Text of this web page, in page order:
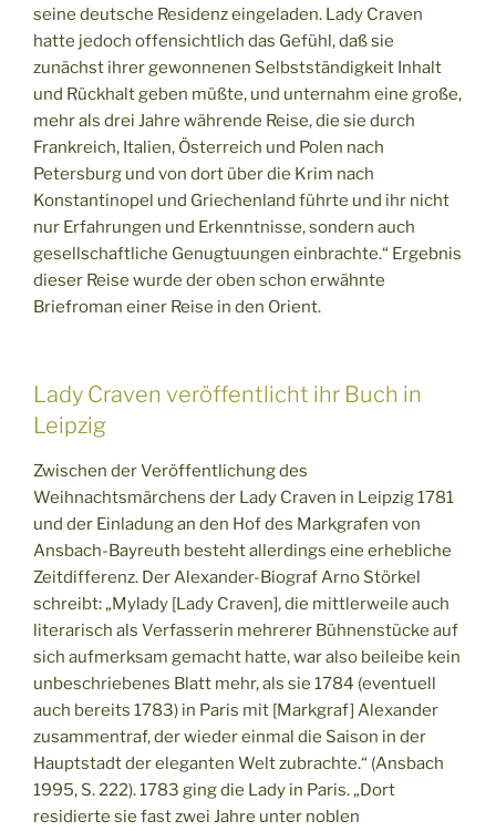
seine deutsche Residenz eingeladen. Lady Craven
hatte jedoch offensichtlich das Gefühl, daß sie
zunächst ihrer gewonnenen Selbstständigkeit Inhalt
und Rückhalt geben müßte, und unternahm eine große,
mehr als drei Jahre währende Reise, die sie durch
Frankreich, Italien, Österreich und Polen nach
Petersburg und von dort über die Krim nach
Konstantinopel und Griechenland führte und ihr nicht
nur Erfahrungen und Erkenntnisse, sondern auch
gesellschaftliche Genugtuungen einbrachte.“ Ergebnis
dieser Reise wurde der oben schon erwähnte
Briefroman einer Reise in den Orient.
Lady Craven veröffentlicht ihr Buch in
Leipzig
Zwischen der Veröffentlichung des
Weihnachtsmärchens der Lady Craven in Leipzig 1781
und der Einladung an den Hof des Markgrafen von
Ansbach-Bayreuth besteht allerdings eine erhebliche
Zeitdifferenz. Der Alexander-Biograf Arno Störkel
schreibt: „Mylady [Lady Craven], die mittlerweile auch
literarisch als Verfasserin mehrerer Bühnenstücke auf
sich aufmerksam gemacht hatte, war also beileibe kein
unbeschriebenes Blatt mehr, als sie 1784 (eventuell
auch bereits 1783) in Paris mit [Markgraf] Alexander
zusammentraf, der wieder einmal die Saison in der
Hauptstadt der eleganten Welt zubrachte.“ (Ansbach
1995, S. 222). 1783 ging die Lady in Paris. „Dort
residierte sie fast zwei Jahre unter noblen